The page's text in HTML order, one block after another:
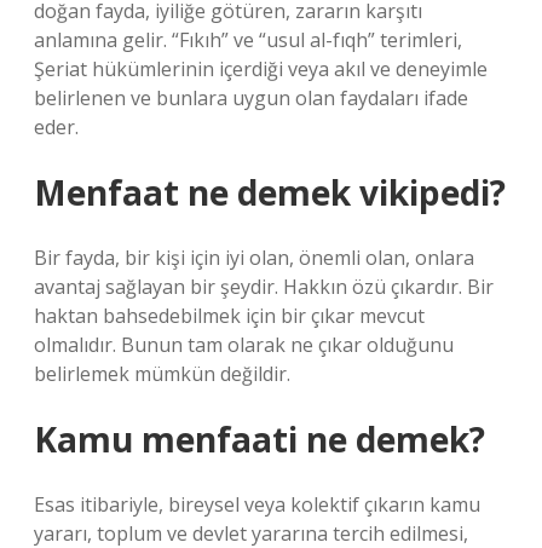
doğan fayda, iyiliğe götüren, zararın karşıtı
anlamına gelir. “Fıkıh” ve “usul al-fıqh” terimleri,
Şeriat hükümlerinin içerdiği veya akıl ve deneyimle
belirlenen ve bunlara uygun olan faydaları ifade
eder.
Menfaat ne demek vikipedi?
Bir fayda, bir kişi için iyi olan, önemli olan, onlara
avantaj sağlayan bir şeydir. Hakkın özü çıkardır. Bir
haktan bahsedebilmek için bir çıkar mevcut
olmalıdır. Bunun tam olarak ne çıkar olduğunu
belirlemek mümkün değildir.
Kamu menfaati ne demek?
Esas itibariyle, bireysel veya kolektif çıkarın kamu
yararı, toplum ve devlet yararına tercih edilmesi,